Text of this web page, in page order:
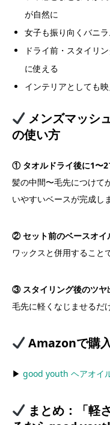
が自然に
女子も振り向くバニ
ドライ前・スタイリ
に使える
インテリアとしても
メンズマッシ
の使い方
① タオルドライ後に1〜2
髪の中間〜毛先につけて
いやすいベースが完成し
② セット前のベースオイ
ワックスと併用することで
③ スタイリング後のツヤ
毛先に軽くなじませるだ
Amazonで購
▶︎ good youth ヘアオイ
まとめ：「軽